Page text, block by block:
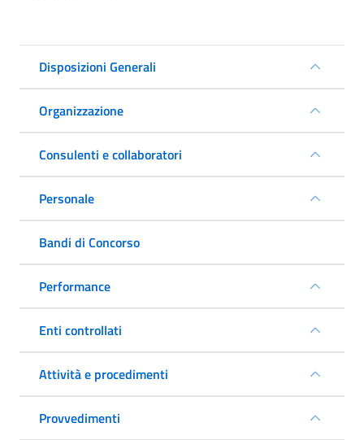
Disposizioni Generali
Organizzazione
Consulenti e collaboratori
Personale
Bandi di Concorso
Performance
Enti controllati
Attività e procedimenti
Provvedimenti